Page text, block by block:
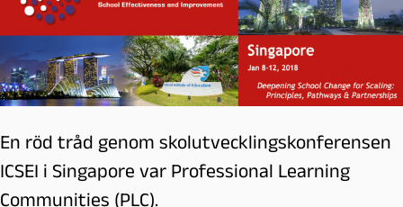
En röd tråd genom skolutvecklingskonferensen
ICSEI i Singapore var Professional Learning
Communities (PLC).